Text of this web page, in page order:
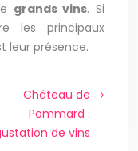
grands vins. Si
les principaux
leur présence.
Château de
Pommard :
de vins